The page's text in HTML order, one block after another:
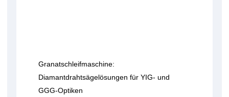
Granatschleifmaschine:
Diamantdrahtsägelösungen für YIG- und
GGG-Optiken